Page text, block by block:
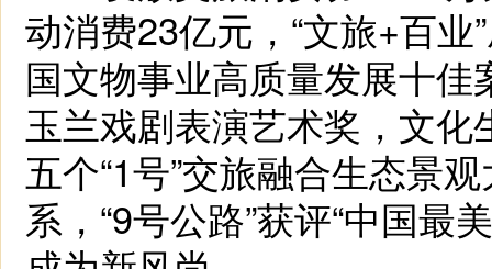
动消费23亿元，“文旅+百业
国文物事业高质量发展十
玉兰戏剧表演艺术奖，文
五个“1号”交旅融合生态景
系，“9号公路”获评“中国最